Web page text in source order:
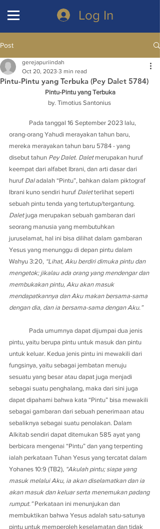
Log In
Post
Pintu-Pintu yang Terbuka (Pey Dalet 5784)
gerejapuriindah
Oct 20, 2023 3 min read
Pintu-Pintu yang Terbuka
by. Timotius Santonius
orang-orang Yahudi merayakan tahun baru,
mereka merayakan tahun baru 5784 - yang
disebut tahun Pey Dalet. Dalet merupakan huruf
keempat dari alfabet Ibrani, dan arti dasar dari
huruf Dal adalah “Pintu”, bahkan dalam piktograf
Ibrani kuno sendiri huruf Dalet terlihat seperti
sebuah pintu tenda yang tertutup/tergantung.
Dalet juga merupakan sebuah gambaran dari
seorang manusia yang membutuhkan
juruselamat, hal ini bisa dilihat dalam gambaran
Yesus yang menunggu di depan pintu dalam
Wahyu 3:20, “Lihat, Aku berdiri dimuka pintu dan
mengetok; jikalau ada orang yang mendengar dan
membukakan pintu, Aku akan masuk
mendapatkannya dan Aku makan bersama-sama
dengan dia, dan ia bersama-sama dengan Aku.”
pintu, yaitu berupa pintu untuk masuk dan pintu
untuk keluar. Kedua jenis pintu ini mewakili dari
fungsinya, yaitu sebagai jembatan menuju
sesuatu yang besar atau dapat juga menjadi
sebagai suatu penghalang, maka dari sini juga
dapat dipahami bahwa kata “Pintu” bisa mewakili
sebagai gambaran dari sebuah penerimaan atau
sebaliknya sebagai suatu penolakan. Dalam
Alkitab sendiri dapat ditemukan 585 ayat yang
berbicara mengenai “Pintu” dan yang terpenting
ialah perkataan Tuhan Yesus yang tercatat dalam
Yohanes 10:9 (TB2), “Akulah pintu; siapa yang
masuk melalui Aku, ia akan diselamatkan dan ia
akan masuk dan keluar serta menemukan padang
rumput.” Perkataan ini menunjukan dan
membuktikan bahwa Yesus adalah satu-satunya
pintu untuk memperoleh keselamatan dan tidak